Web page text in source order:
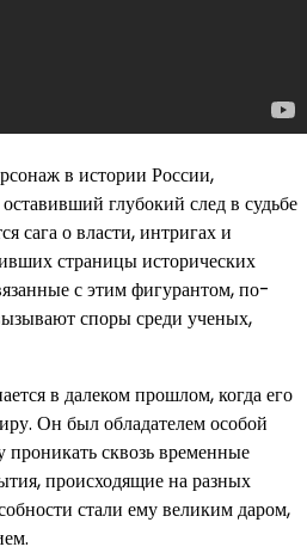
в истории России,
глубокий след в судьбе
сага о власти, интригах и
страницы исторических
с этим фигурантом, по-
споры среди ученых,
в далеком прошлом, когда его
Он был обладателем особой
проникать сквозь временные
происходящие на разных
стали ему великим даром,